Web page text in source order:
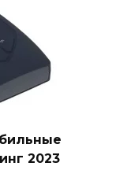
2023